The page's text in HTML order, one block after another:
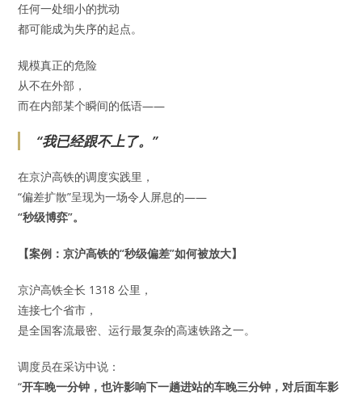
任何一处细小的扰动
都可能成为失序的起点。
规模真正的危险
从不在外部，
而在内部某个瞬间的低语——
“我已经跟不上了。”
在京沪高铁的调度实践里，
“偏差扩散”呈现为一场令人屏息的——
“秒级博弈”。
【案例：京沪高铁的“秒级偏差”如何被放大】
京沪高铁全长 1318 公里，
连接七个省市，
是全国客流最密、运行最复杂的高速铁路之一。
调度员在采访中说：
“开车晚一分钟，也许影响下一趟进站的车晚三分钟，对后面车影